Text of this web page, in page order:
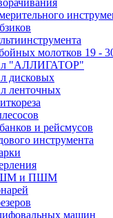
молотков 19 -
"АЛЛИГАТОР"
дисковых
ленточных
и рейсмусов
инструмента
и ПШМ
машин